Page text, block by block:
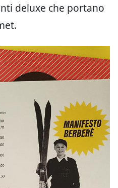
deluxe che portano